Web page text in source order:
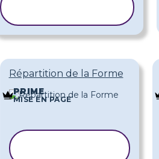
Répartition de la Forme
PRIME
MISE EN PAGE